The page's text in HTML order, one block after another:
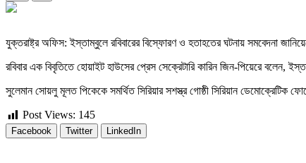
যুক্তরাষ্ট্র অফিস: ইস্তাম্বুলে রবিবারের বিস্ফোরণ ও হতাহতের ঘটনায় সমবেদনা
রবিবার এক বিবৃতিতে হোয়াইট হাউসের প্রেস সেক্রেটারি কারিন জিন-পিয়েরে বলেন,
সুলেমান সোয়লু মূলত পিকেকে সমর্থিত সিরিয়ার সশস্ত্র গোষ্ঠী সিরিয়ান ডেমোক্রেটিক
Post Views: 145
Facebook Twitter LinkedIn